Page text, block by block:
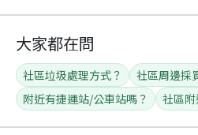
大家都在問
社區垃圾處理方式？
社區周邊採
附近有捷運站/公車站嗎？
社區附